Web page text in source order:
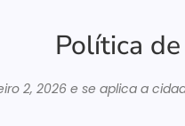
Política
2, 2026 e se aplica a